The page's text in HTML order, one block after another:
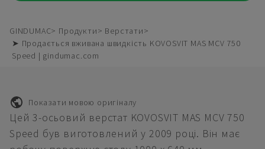
GINDUMAC Продукти
Верстати
➤ Продається вживана швидкість KOVOSVIT MAS MCV 750
Speed | gindumac.com
Показати мовою оригіналу
Цей 3-осьовий верстат KOVOSVIT MAS MCV 750
Speed був виготовлений у 2009 році. Він має